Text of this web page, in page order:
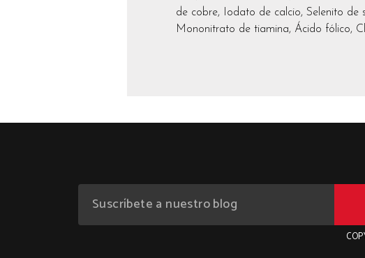
de cobre, Iodato de calcio, Selenito de
Mononitrato de tiamina, Ácido fólico,